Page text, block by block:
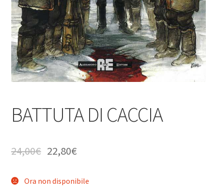
BATTUTA DI CACCIA
24,00€ 22,80€
Ora non disponibile